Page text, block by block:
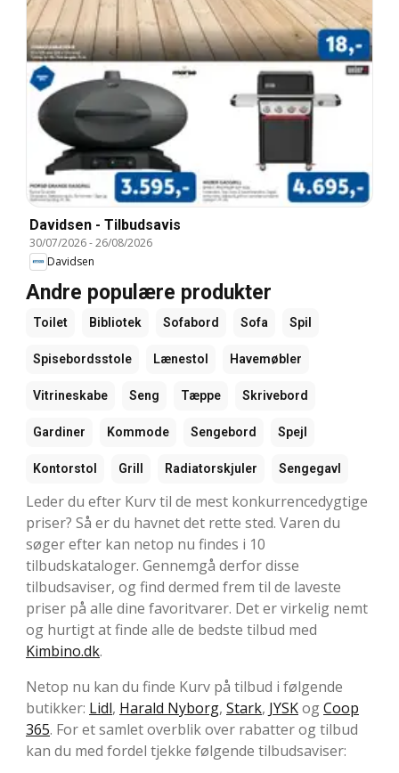
Davidsen - Tilbudsavis
30/07/2026-26/08/2026
Davidsen
Andre populære produkter
Toilet Bibliotek Sofabord Sofa Spil
Spisebordsstole Lænestol Havemøbler
Vitrineskabe Seng Tæppe Skrivebord
Gardiner Kommode Sengebord Spejl
Kontorstol Grill Radiatorskjuler Sengegavl
Leder du efter Kurv til de mest konkurrencedygtige
priser? Så er du havnet det rette sted. Varen du
søger efter kan netop nu findes i 10
tilbudskataloger. Gennemgå derfor disse
tilbudsaviser, og find dermed frem til de laveste
priser på alle dine favoritvarer. Det er virkelig nemt
og hurtigt at finde alle de bedste tilbud med
Kimbino.dk.
Netop nu kan du finde Kurv på tilbud i følgende
butikker: Lidl, Harald Nyborg, Stark, JYSKogCoop
365. For et samlet overblik over rabatter og tilbud
kan du med fordel tjekke følgende tilbudsaviser: